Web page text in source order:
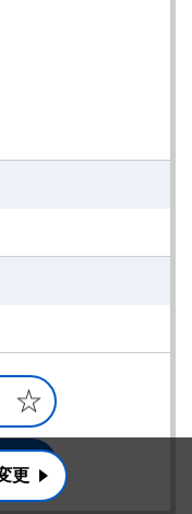
更